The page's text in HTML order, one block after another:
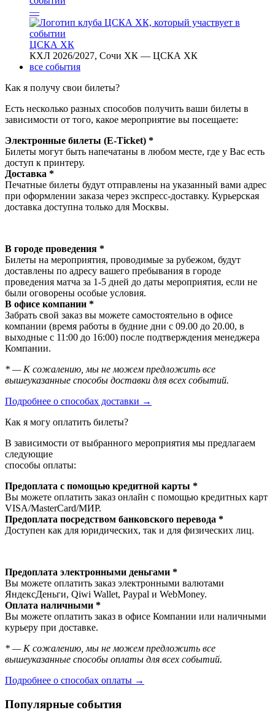
—
ЦСКА ХК
КХЛ 2026/2027, Сочи ХК — ЦСКА ХК
все события
Как я получу свои билеты?
Есть несколько разных способов получить ваши билеты в
зависимости от того, какое мероприятие вы посещаете:
Электронные билеты (E-Ticket) *
Билеты могут быть напечатаны в любом месте, где у Вас есть
доступ к принтеру.
Доставка *
Печатные билеты будут отправлены на указанный вами адрес
при оформлении заказа через экспресс-доставку. Курьерская
доставка доступна только для Москвы.
В городе проведения *
Билеты на мероприятия, проводимые за рубежом, будут
доставлены по адресу вашего пребывания в городе
проведения матча за 1-5 дней до даты мероприятия, если не
были оговорены особые условия.
В офисе компании *
Забрать свой заказ вы можете самостоятельно в офисе
компании (время работы в будние дни с 09.00 до 20.00, в
выходные с 11:00 до 16:00) после подтверждения менеджера
Компании.
* — К сожалению, мы не можем предложить все
вышеуказанные способы доставки для всех событий.
Подробнее о способах доставки →
Как я могу оплатить билеты?
В зависимости от выбранного мероприятия мы предлагаем
следующие
способы оплаты:
Предоплата с помощью кредитной карты *
Вы можете оплатить заказ онлайн с помощью кредитных карт
VISA/MasterСard/МИР.
Предоплата посредством банковского перевода *
Доступен как для юридических, так и для физических лиц.
Предоплата электронными деньгами *
Вы можете оплатить заказ электронными валютами
ЯндексДеньги, Qiwi Wallet, Paypal и WebMoney.
Оплата наличными *
Вы можете оплатить заказ в офисе Компании или наличными
курьеру при доставке.
* — К сожалению, мы не можем предложить все
вышеуказанные способы оплаты для всех событий.
Подробнее о способах оплаты →
Популярные события